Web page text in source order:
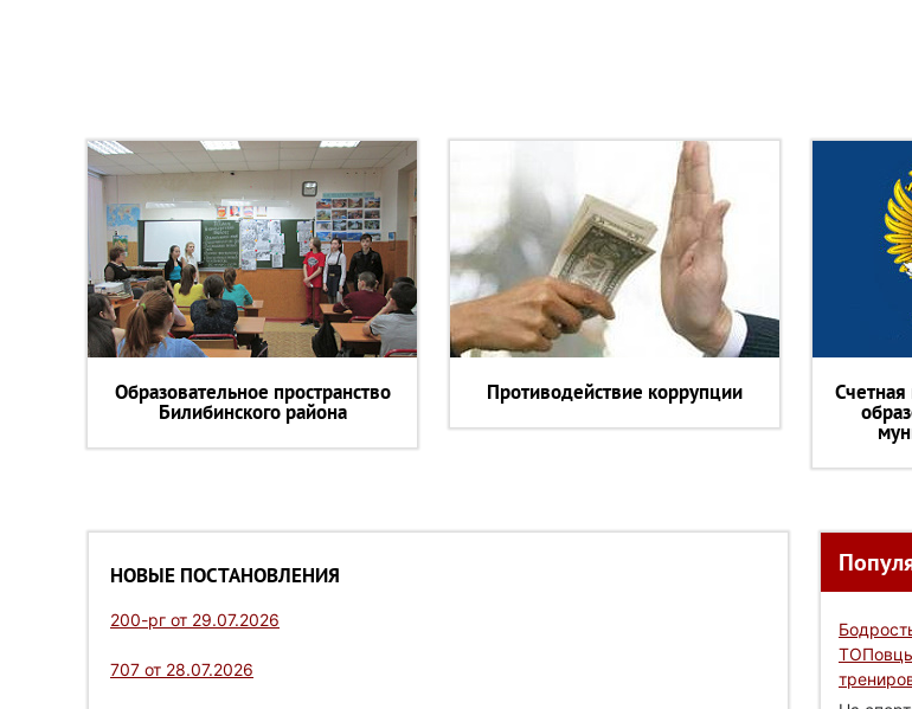
Образовательное пространство
Билибинского района
Противодействие коррупции Счетная
НОВЫЕ ПОСТАНОВЛЕНИЯ
200-рг от 29.07.2026
707 от 28.07.2026